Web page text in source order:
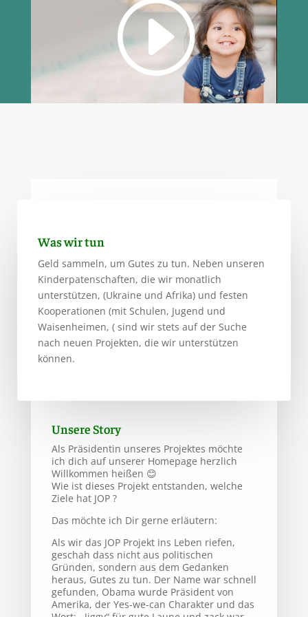
Was wir tun
Geld sammeln, um Gutes zu tun. Neben unseren
Kinderpatenschaften, die wir monatlich
unterstützen, (Ukraine und Afrika) und festen
Kooperationen (mit Schulen, Jugend und
Waisenheimen, ( sind wir stets auf der Suche
nach neuen Projekten, die wir unterstützen
können.
Unsere Story
Als Präsidentin unseres Projektes möchte
ich dich auf unserer Homepage herzlich
Willkommen heißen 😊
Wie ist dieses Projekt entstanden, welche
Ziele hat JOP ?
Das möchte ich Dir gerne erläutern:
Als wir das JOP Projekt ins Leben riefen,
geschah dass nicht aus politischen
Gründen, sondern aus dem Gedanken
heraus, Gutes zu tun. Der Name war schnell
gefunden, Obama wurde Präsident von
Amerika, der Yes-we-can Charakter und das